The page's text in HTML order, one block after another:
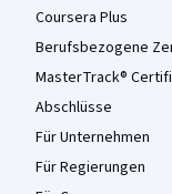
Coursera Plus
Berufsbezogene
MasterTrack®
Abschlüsse
Für Unternehmen
Für Regierungen